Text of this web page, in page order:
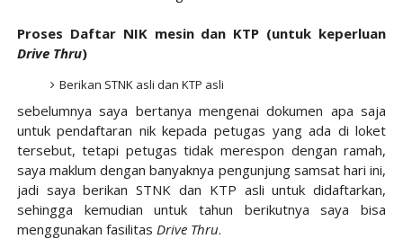
Proses Daftar NIK mesin dan KTP (untuk keperluan
Drive Thru)
Berikan STNK asli dan KTP asli
sebelumnya saya bertanya mengenai dokumen apa saja
untuk pendaftaran nik kepada petugas yang ada di loket
tersebut, tetapi petugas tidak merespon dengan ramah,
saya maklum dengan banyaknya pengunjung samsat hari ini,
jadi saya berikan STNK dan KTP asli untuk didaftarkan,
sehingga kemudian untuk tahun berikutnya saya bisa
menggunakan fasilitas Drive Thru.